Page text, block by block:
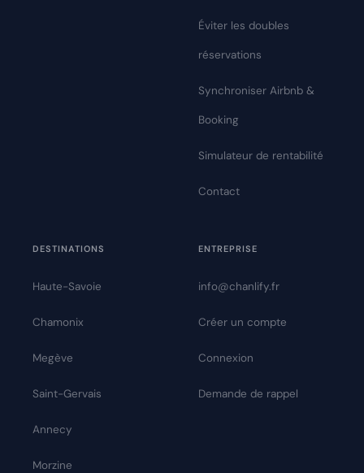
Éviter les doubles
réservations
Synchroniser Airbnb &
Booking
Simulateur de rentabilité
Contact
DESTINATIONS
Haute-Savoie
Chamonix
Megève
Saint-Gervais
Annecy
Morzine
ENTREPRISE
info@chanlify.fr
Créer un compte
Connexion
Demande de rappel